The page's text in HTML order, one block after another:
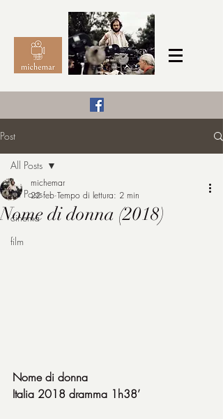
michemar
Post
All Posts
cinema
film
All Posts
Nome di donna (2018)
michemar
22 feb Tempo di lettura: 2 min
Nome di donna
Italia 2018 dramma 1h38’